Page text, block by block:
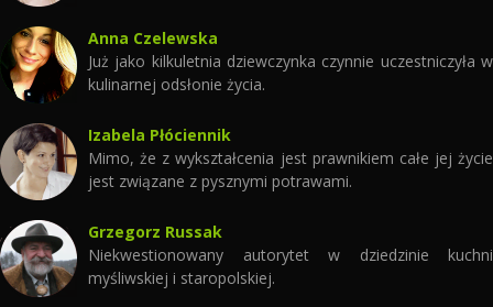
Anna Czelewska
Już jako kilkuletnia dziewczynka czynnie uczestniczyła w
kulinarnej odsłonie życia.
Izabela Płóciennik
Mimo, że z wykształcenia jest prawnikiem całe jej życie
jest związane z pysznymi potrawami.
Grzegorz Russak
Niekwestionowany autorytet w dziedzinie kuchni
myśliwskiej i staropolskiej.